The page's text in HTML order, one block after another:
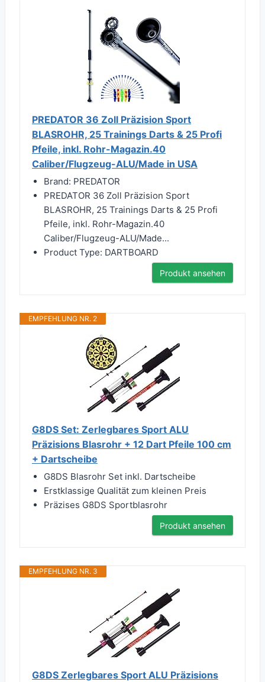
PREDATOR 36 Zoll Präzision Sport
BLASROHR, 25 Trainings Darts & 25 Profi
Pfeile, inkl. Rohr-Magazin.40
Caliber/Flugzeug-ALU/Made in USA
Brand: PREDATOR
PREDATOR 36 Zoll Präzision Sport
BLASROHR, 25 Trainings Darts & 25 Profi
Pfeile, inkl. Rohr-Magazin.40
Caliber/Flugzeug-ALU/Made...
Product Type: DARTBOARD
Produkt ansehen
EMPFEHLUNG NR. 2
G8DS Set: Zerlegbares Sport ALU
Präzisions Blasrohr + 12 Dart Pfeile 100 cm
+ Dartscheibe
G8DS Blasrohr Set inkl. Dartscheibe
Erstklassige Qualität zum kleinen Preis
Präzises G8DS Sportblasrohr
Produkt ansehen
EMPFEHLUNG NR. 3
G8DS Zerlegbares Sport ALU Präzisions